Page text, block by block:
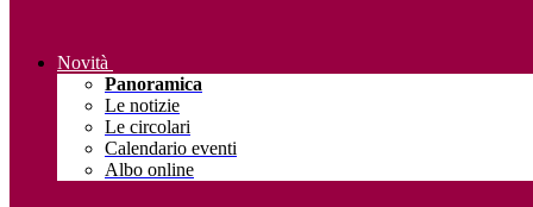
Novità
Panoramica
Le notizie
Le circolari
Calendario eventi
Albo online